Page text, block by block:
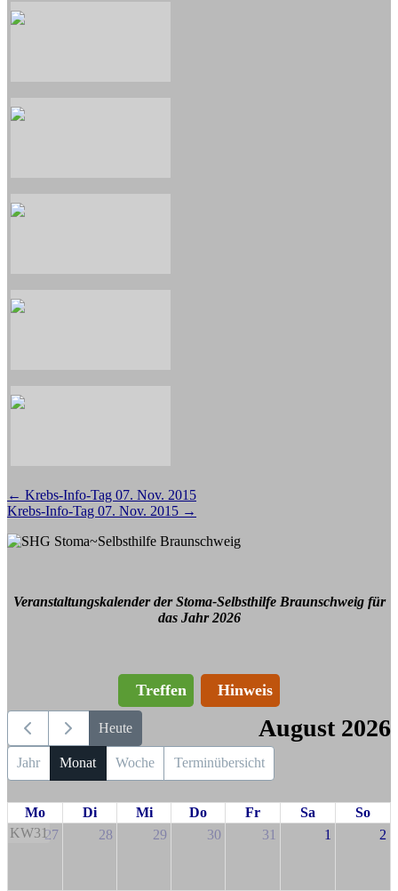
Beitragsnavigation
← Krebs-Info-Tag 07. Nov. 2015
Krebs-Info-Tag 07. Nov. 2015 →
Veranstaltungskalender der Stoma-Selbsthilfe Braunschweig für
das Jahr 2026
Treffen Hinweis
Heute August 2026
Jahr Monat Woche Terminübersicht
Mo Di Mi Do Fr Sa
So
KW3127 28 29 30 31 1 2